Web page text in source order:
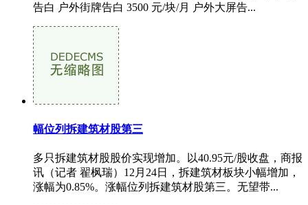
告白 户外街牌告白 3500 元/块/月 户外大屏告...
幅位列拆建筑材股第三
多只拆建筑材股股价实现增加。以40.95元/股收盘，商报
讯（记者 翟枫瑞）12月24日，拆建筑材板块小幅增加，
涨幅为0.85%。涨幅位列拆建筑材股第三。无望带...